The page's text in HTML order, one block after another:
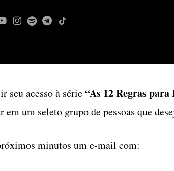
instagram
spotifytelegram
tiktok
seu acesso à série“As 12 Regras
em um seleto grupo de pessoas que
minutos um e-mail com: